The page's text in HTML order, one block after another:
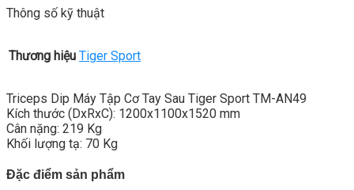
Thông số kỹ thuật
Thương hiệu Tiger Sport
Triceps Dip Máy Tập Cơ Tay Sau Tiger Sport TM-AN49
Kích thước (DxRxC): 1200x1100x1520 mm
Cân nặng: 219 Kg
Khối lượng tạ: 70 Kg
Đặc điểm sản phẩm